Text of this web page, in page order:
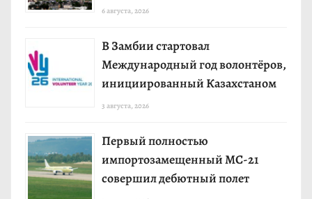
6 августа, 2026
В Замбии стартовал
Международный год волонтёров,
инициированный Казахстаном
3 августа, 2026
Первый полностью
импортозамещенный МС-21
совершил дебютный полет